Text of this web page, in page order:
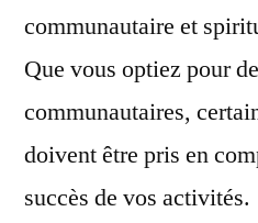
communautaire et
Que vous optiez pour
communautaires,
doivent être pris en
succès de vos activités.